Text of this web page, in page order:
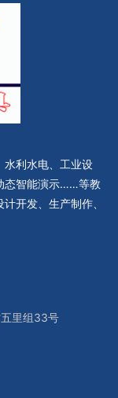
水利水电、工业设
态智能演示……等教
开发、生产制作、
里组33号